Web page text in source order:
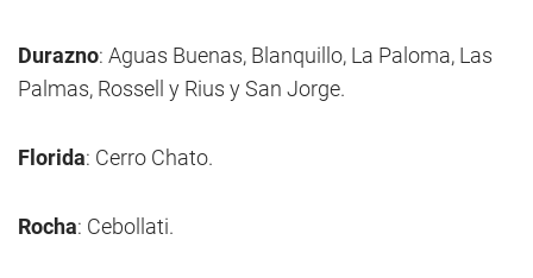
Durazno: Aguas Buenas, Blanquillo, La Paloma, Las
Palmas, Rossell y Rius y San Jorge.
Florida: Cerro Chato.
Rocha: Cebollati.